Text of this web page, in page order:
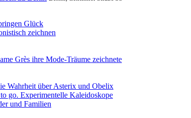
Glück
zeichnen
Grès ihre Mode-Träume zeichnete
Wahrheit über Asterix und Obelix
go. Experimentelle Kaleidoskope
und Familien